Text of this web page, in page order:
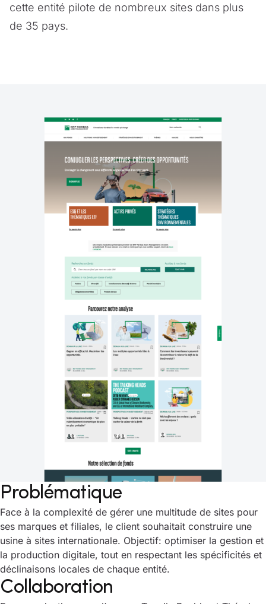
cette entité pilote de nombreux sites dans plus
de 35 pays.
Problématique
Face à la complexité de gérer une multitude de sites pour
ses marques et filiales, le client souhaitait construire une
usine à sites internationale. Objectif: optimiser la gestion et
la production digitale, tout en respectant les spécificités et
déclinaisons locales de chaque entité.
Collaboration